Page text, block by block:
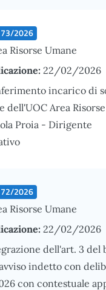
2026
Risorse Umane
22/02/2026
incarico di
dell'UOC Area
Proia - Dirigente
2026
Risorse Umane
22/02/2026
dell'art. 3 del
indetto con
con contestuale